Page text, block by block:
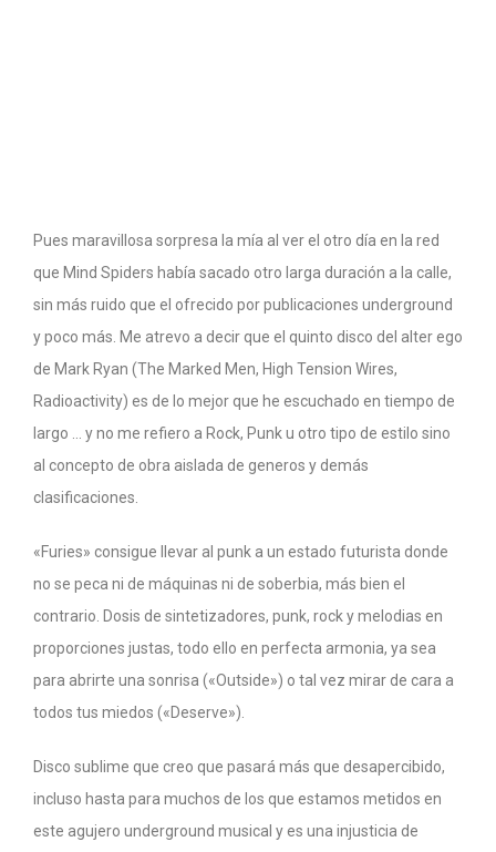
Pues maravillosa sorpresa la mía al ver el otro día en la red
que Mind Spiders había sacado otro larga duración a la calle,
sin más ruido que el ofrecido por publicaciones underground
y poco más. Me atrevo a decir que el quinto disco del alter ego
de Mark Ryan (The Marked Men, High Tension Wires,
Radioactivity) es de lo mejor que he escuchado en tiempo de
largo … y no me refiero a Rock, Punk u otro tipo de estilo sino
al concepto de obra aislada de generos y demás
clasificaciones.
«Furies» consigue llevar al punk a un estado futurista donde
no se peca ni de máquinas ni de soberbia, más bien el
contrario. Dosis de sintetizadores, punk, rock y melodias en
proporciones justas, todo ello en perfecta armonia, ya sea
para abrirte una sonrisa («Outside») o tal vez mirar de cara a
todos tus miedos («Deserve»).
Disco sublime que creo que pasará más que desapercibido,
incluso hasta para muchos de los que estamos metidos en
este agujero underground musical y es una injusticia de